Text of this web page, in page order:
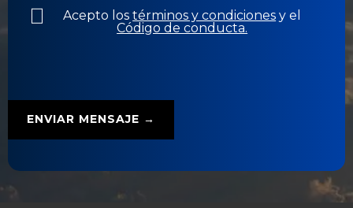
Acepto lostérminos y condiciones y el
Código de conducta.